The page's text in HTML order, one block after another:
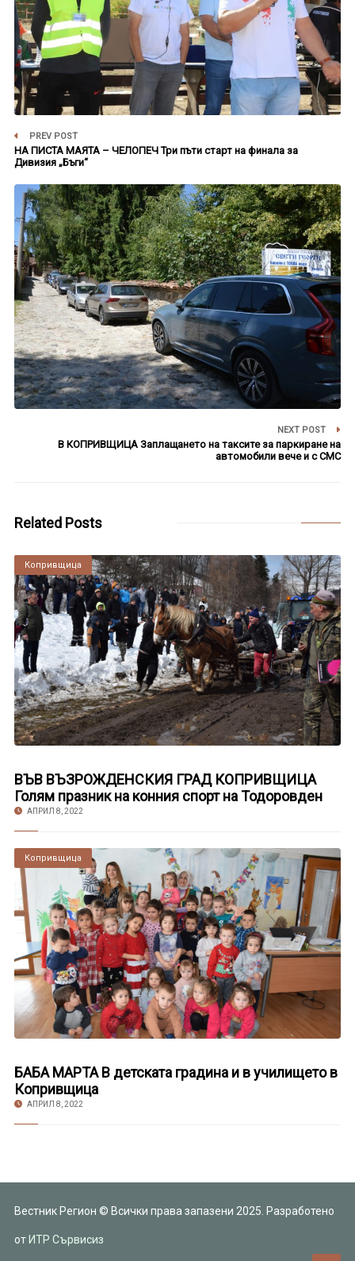
PREV POST
НА ПИСТА МАЯТА – ЧЕЛОПЕЧ Три пъти старт на финала за
Дивизия „Бъги“
NEXT POST
В КОПРИВЩИЦА Заплащането на таксите за паркиране на
автомобили вече и с СМС
Related Posts
Копривщица
ВЪВ ВЪЗРОЖДЕНСКИЯ ГРАД КОПРИВЩИЦА
Голям празник на конния спорт на Тодоровден
АПРИЛ 8, 2022
Копривщица
БАБА МАРТА В детската градина и в училището в
Копривщица
АПРИЛ 8, 2022
Вестник Регион © Всички права запазени 2025. Разработено
от ИТР Сървисиз